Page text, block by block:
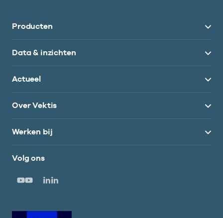
Producten
Data & inzichten
Actueel
Over Vektis
Werken bij
Volg ons